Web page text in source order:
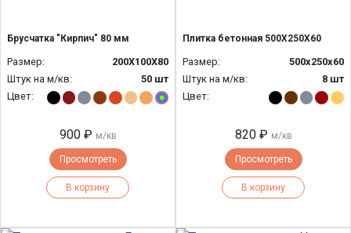
Брусчатка "Кирпич" 80 мм
Размер:
200Х100Х80
Штук на м/кв:
50 шт
Цвет:
900 ₽ м/кв
Просмотреть
В корзину
Плитка бетонная 500Х250Х60
Размер:
500х250х60
Штук на м/кв:
8 шт
Цвет:
820 ₽ м/кв
Просмотреть
В корзину